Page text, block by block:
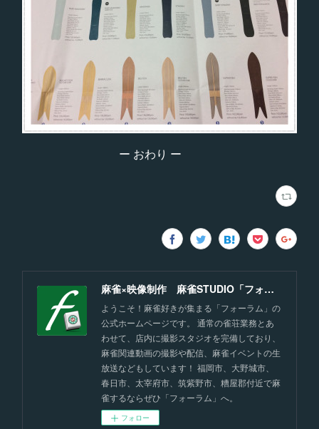
ー おわり ー
麻雀×映像制作 麻雀STUDIO「フォーラム」福岡
ようこそ！麻雀好きが集まる「フォーラム」の
公式ホームページです。 通常の雀荘業務とあ
わせて、店内に撮影スタジオを完備しており、
麻雀関連動画の撮影や配信、麻雀イベントの生
放送などもしています！ 福岡市、大野城市、
春日市、太宰府市、筑紫野市、糟屋郡付近で麻
雀するならぜひ「フォーラム」へ。
フォロー